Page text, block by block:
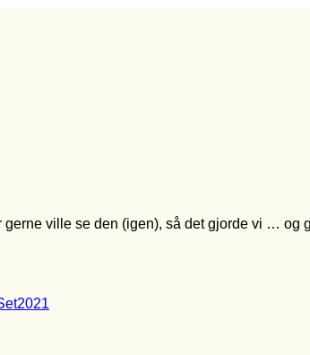
ville se den (igen), så det gjorde vi …